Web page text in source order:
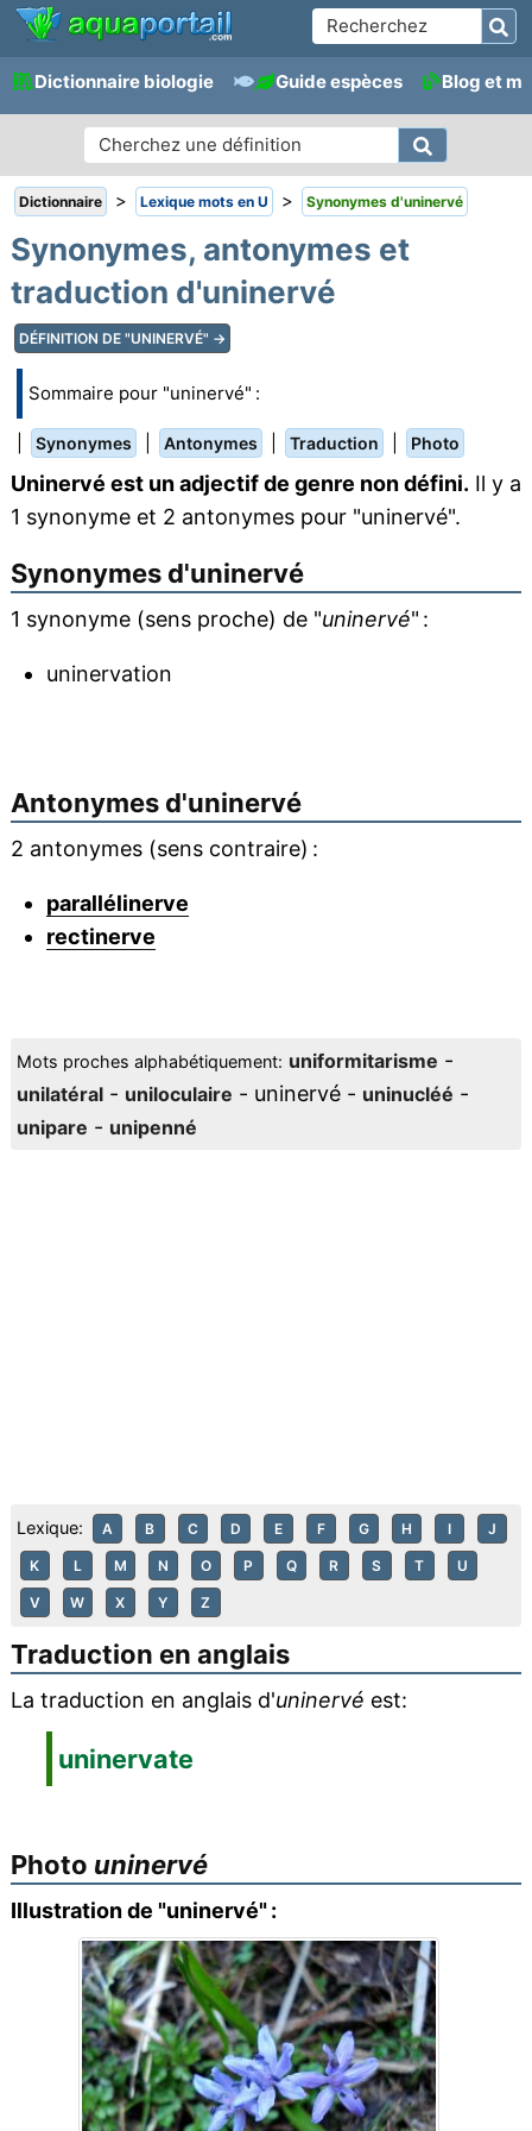
Dictionnaire biologie Guide espèces Blog et
Dictionnaire > Lexique mots en U > Synonymes d'uninervé
Synonymes, antonymes et
traduction d'uninervé
DÉFINITION DE "UNINERVÉ" →
Sommaire pour "uninervé" :
Synonymes Antonymes Traduction Photo
Uninervé est un adjectif de genre non défini. Il y a
1 synonyme et 2 antonymes pour "uninervé".
Synonymes d'uninervé
1 synonyme (sens proche) de "uninervé" :
uninervation
Antonymes d'uninervé
2 antonymes (sens contraire) :
parallélinerve
rectinerve
Mots proches alphabétiquement: uniformitarisme -
unilatéral- uniloculaire - uninervé - uninucléé -
unipare - unipenné
Lexique: A B C D E F G H I J
K L M N O P Q R S T U
V W X Y Z
Traduction en anglais
La traduction en anglais d'uninervé est:
uninervate
Photo uninervé
Illustration de "uninervé" :